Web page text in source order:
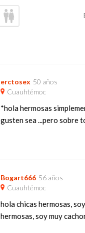
erctosex 50 años
Cuauhtémoc
*hola hermosas
gusten sea ...pero sobre
Bogart666 56 años
Cuauhtémoc
hola chicas hermosas,
hermosas, soy muy